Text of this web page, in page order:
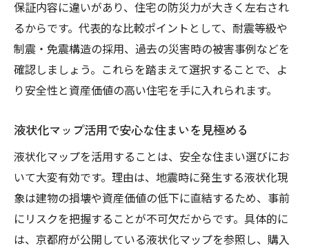
保証内容に違いがあり、住宅の防災力が大きく左右され
るからです。代表的な比較ポイントとして、耐震等級や
制震・免震構造の採用、過去の災害時の被害事例などを
確認しましょう。これらを踏まえて選択することで、よ
り安全性と資産価値の高い住宅を手に入れられます。
液状化マップ活用で安心な住まいを見極める
液状化マップを活用することは、安全な住まい選びにお
いて大変有効です。理由は、地震時に発生する液状化現
象は建物の損壊や資産価値の低下に直結するため、事前
にリスクを把握することが不可欠だからです。具体的に
は、京都府が公開している液状化マップを参照し、購入